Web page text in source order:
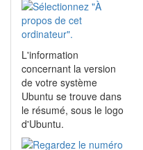
L'information
concernant la version
de votre système
Ubuntu se trouve dans
le résumé, sous le logo
d'Ubuntu.